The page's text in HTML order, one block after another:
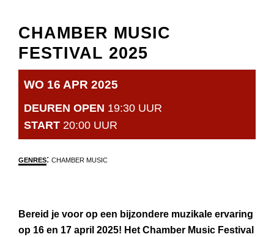
CHAMBER MUSIC
FESTIVAL 2025
WO 16 APR 2025
DEUREN OPEN 19:30 UUR
START 20:00 UUR
GENRES: CHAMBER MUSIC
Bereid je voor op een bijzondere muzikale ervaring
op 16 en 17 april 2025! Het Chamber Music Festival